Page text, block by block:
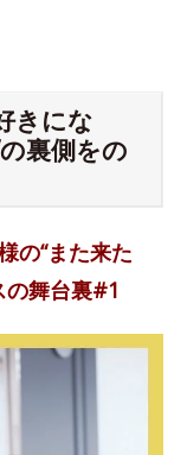
きにな
裏側をの
の“また来た
の舞台裏#1